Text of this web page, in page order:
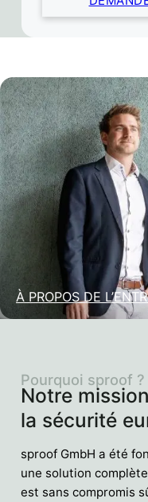
À PROPOS DE
Notre
la sécurité
Pourquoi sproof ?
sproof GmbH a été
une solution
est sans compromis